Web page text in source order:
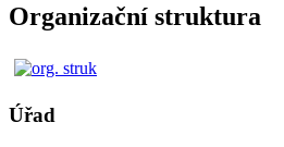
Organizační struktura
Úřad